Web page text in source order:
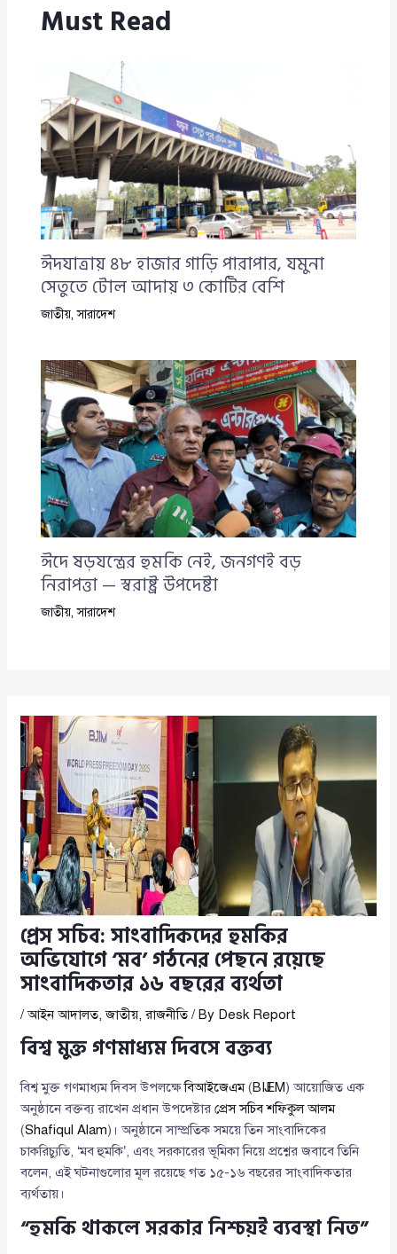
Must Read
ঈদযাত্রায় ৪৮ হাজার গাড়ি পারাপার, যমুনা
সেতুতে টোল আদায় ৩ কোটির বেশি
জাতীয়,সারাদেশ
ঈদে ষড়যন্ত্রের হুমকি নেই, জনগণই বড়
নিরাপত্তা — স্বরাষ্ট্র উপদেষ্টা
জাতীয়,সারাদেশ
প্রেস সচিব: সাংবাদিকদের হুমকির
অভিযোগে ‘মব’ গঠনের পেছনে রয়েছে
সাংবাদিকতার ১৬ বছরের ব্যর্থতা
/আইন আদালত,জাতীয়,রাজনীতি/ By Desk Report
বিশ্ব মুক্ত গণমাধ্যম দিবসে বক্তব্য
বিশ্ব মুক্ত গণমাধ্যম দিবস উপলক্ষেবিআইজেএম(BIJEM) আয়োজিত এক
অনুষ্ঠানে বক্তব্য রাখেন প্রধান উপদেষ্টারপ্রেস সচিব শফিকুল আলম
(Shafiqul Alam)। অনুষ্ঠানে সাম্প্রতিক সময়ে তিন সাংবাদিকের
চাকরিচ্যুতি, ‘মব হুমকি’, এবং সরকারের ভূমিকা নিয়ে প্রশ্নের জবাবে তিনি
বলেন, এই ঘটনাগুলোর মূল রয়েছে গত ১৫-১৬ বছরের সাংবাদিকতার
ব্যর্থতায়।
“হুমকি থাকলে সরকার নিশ্চয়ই ব্যবস্থা নিত”